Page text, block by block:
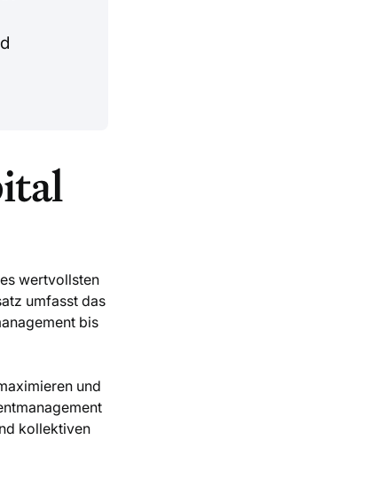
wertvollsten
umfasst das
bis
und
kollektiven